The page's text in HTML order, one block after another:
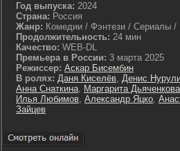
Год выпуска: 2024
Страна: Россия
Жанр: Комедии / Фэнтези / Сериалы /
Продолжительность: 24 мин
Качество: WEB-DL
Премьера в России: 3 марта 2025
Режиссер: Аскар Бисембин
В ролях: Даня Киселёв, Денис
Анна Снаткина, Маргарита Дьяченкова
Илья Любимов, Александр Яцко,
Зайцев